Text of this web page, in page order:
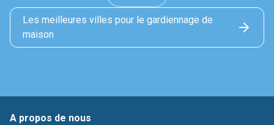
Les meilleures villes pour le gardiennage de
maison
A propos de nous